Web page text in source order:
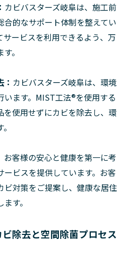
カビバスターズ岐阜は、施工前
合的なサポート体制を整えてい
サービスを利用できるよう、万
。
カビバスターズ岐阜は、環境
います。MIST工法®を使用する
を使用せずにカビを除去し、環
お客様の安心と健康を第一に考
ービスを提供しています。お客
ビ対策をご提案し、健康な居住
す。
除去と空間除菌プロセス